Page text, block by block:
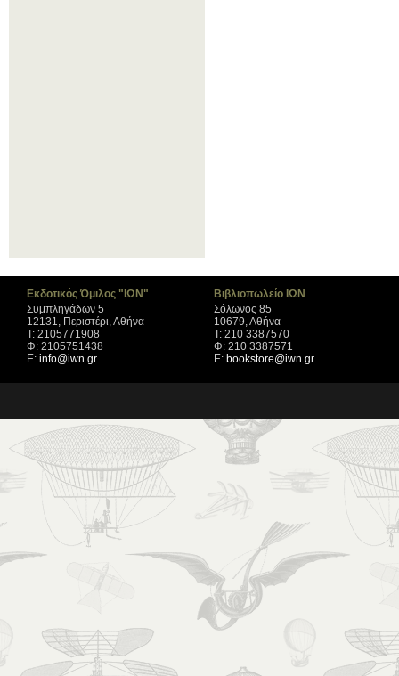
Εκδοτικός Όμιλος "ΙΩΝ"
Συμπληγάδων 5
12131, Περιστέρι, Αθήνα
Τ: 2105771908
Φ: 2105751438
Ε: info@iwn.gr
Βιβλιοπωλείο ΙΩΝ
Σόλωνος 85
10679, Αθήνα
Τ: 210 3387570
Φ: 210 3387571
Ε: bookstore@iwn.gr